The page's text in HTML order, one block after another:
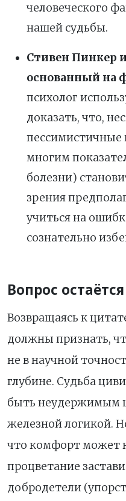
человеческого
нашей судьбы.
Стивен Пинкер
основанный на
психолог
доказать, что,
пессимистичные
многим
болезни)
зрения
учиться на
сознательно
Вопрос
Возвращаясь к
должны признать,
не в научной
глубине. Судьба
быть неудержимым
железной логикой.
что комфорт может
процветание
добродетели